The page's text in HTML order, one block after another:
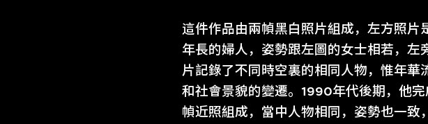
這件作品由兩幀黑白照片組成，左方照
年長的婦人，姿勢跟左圖的女士相若，
片記錄了不同時空裏的相同人物，惟年
和社會景貌的變遷。1990年代後期，他
幀近照組成，當中人物相同，姿勢也一